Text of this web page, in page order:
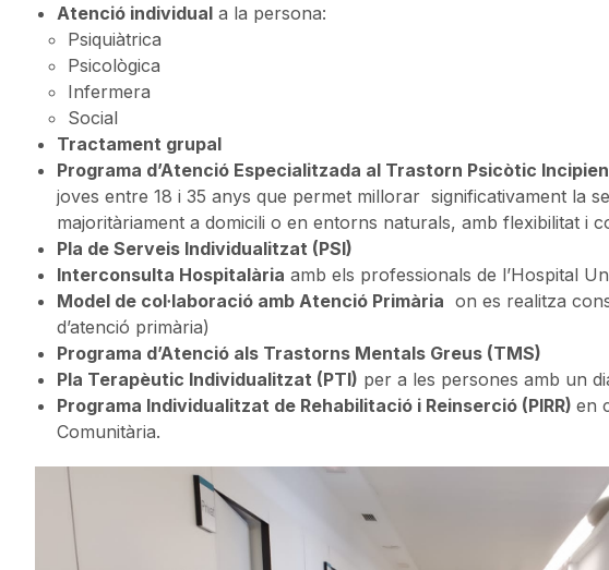
Atenció individuala la persona:
Psiquiàtrica
Psicològica
Infermera
Social
Tractament grupal
Programa d’Atenció Especialitzada al Trastorn Psicòtic
joves entre 18 i 35 anys que permet millorar significativament la
majoritàriament a domicili o en entorns naturals, amb flexibilitat i
Pla de Serveis Individualitzat (PSI)
Interconsulta Hospitalària amb els professionals de l’Hospital
Model de col·laboració amb Atenció Primària on es realitza
d’atenció primària)
Programa d’Atenció als Trastorns Mentals Greus (TMS)
Pla Terapèutic Individualitzat (PTI) per a les persones amb un
Programa Individualitzat de Rehabilitació i Reinserció (PIRR) en
Comunitària.